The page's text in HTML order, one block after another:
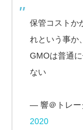
保管コストか
れという事か
GMOは普通
ない
— 響＠トレー
2020